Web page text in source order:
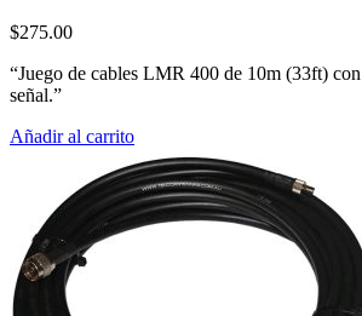
$275.00
“Juego de cables LMR 400 de 10m (33ft)
señal.”
Añadir al carrito